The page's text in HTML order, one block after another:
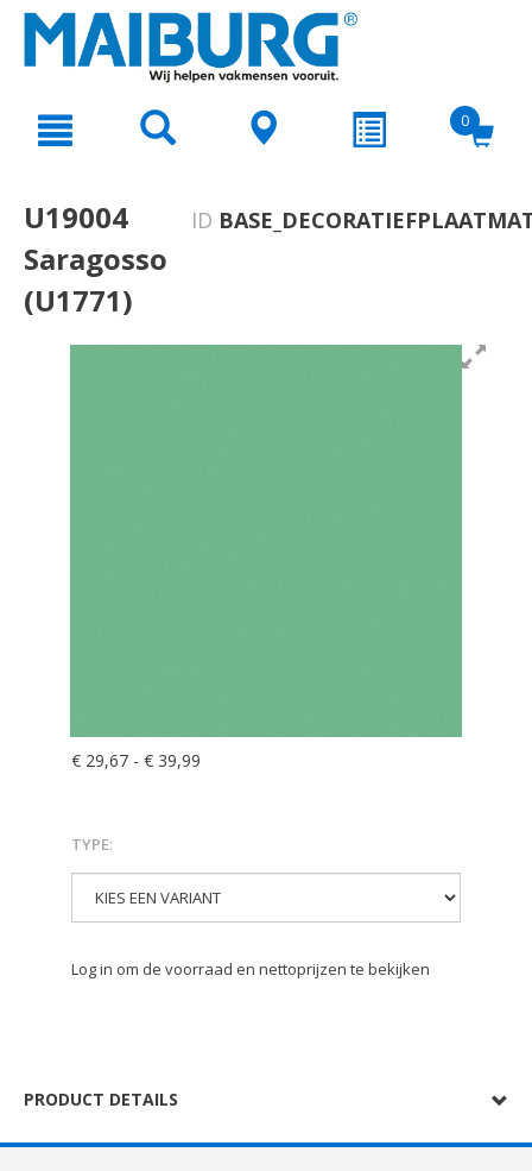
text.skipToNavigation
0
U19004
Saragosso
(U1771)
ID
€ 29,67 - € 39,99
TYPE:
Log in om de voorraad en nettoprijzen te bekijken
PRODUCT DETAILS